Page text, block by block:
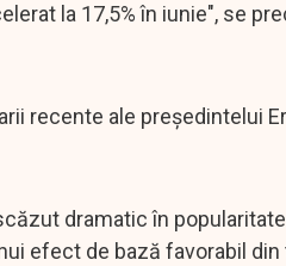
la 17,5% în iunie", se
recente ale preşedintelui
dramatic în
efect de bază favorabil din